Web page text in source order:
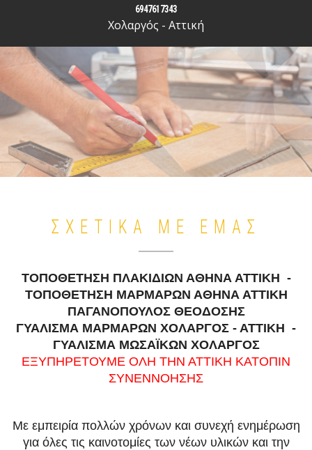
6947617343
Χολαργός - Αττική
ΣΧΕΤΙΚΆ ΜΕ ΕΜΑΣ
ΤΟΠΟΘΕΤΗΣΗ ΠΛΑΚΙΔΙΩΝ ΑΘΗΝΑ ΑΤΤΙΚΗ -
ΤΟΠΟΘΕΤΗΣΗ ΜΑΡΜΑΡΩΝ ΑΘΗΝΑ ΑΤΤΙΚΗ
ΠΑΓΑΝΟΠΟΥΛΟΣ ΘΕΟΔΟΣΗΣ
ΓΥΑΛΙΣΜΑ ΜΑΡΜΑΡΩΝ ΧΟΛΑΡΓΟΣ - ΑΤΤΙΚΗ -
ΓΥΑΛΙΣΜΑ ΜΩΣΑΪΚΩΝ ΧΟΛΑΡΓΟΣ
ΕΞΥΠΗΡΕΤΟΥΜΕ ΟΛΗ ΤΗΝ ΑΤΤΙΚΗ ΚΑΤΟΠΙΝ
ΣΥΝΕΝΝΟΗΣΗΣ
Με εμπειρία πολλών χρόνων και συνεχή ενημέρωση
για όλες τις καινοτομίες των νέων υλικών και την